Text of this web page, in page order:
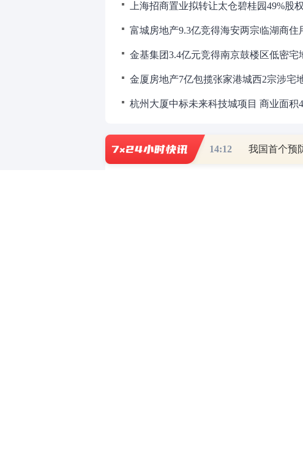
上海招商置业拟转让太仓碧桂园49%股
富城房地产9.3亿竞得海安两宗临湖商住
金基集团3.4亿元竞得南京鼓楼区低密宅
金厦房地产7亿包揽张家港城西2宗涉宅
杭州大厦中标未来科技城项目 商业面积
财道头条 财经热点尽在和讯财经APP
14:12 我国首个预